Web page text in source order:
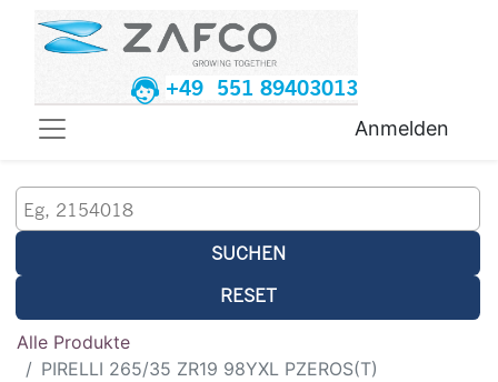
+49 551 89403013
Anmelden
SUCHEN
RESET
Alle Produkte
PIRELLI 265/35 ZR19 98YXL PZEROS(T)